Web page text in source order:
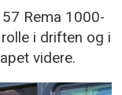
Rema 1000-
i driften og i
videre.